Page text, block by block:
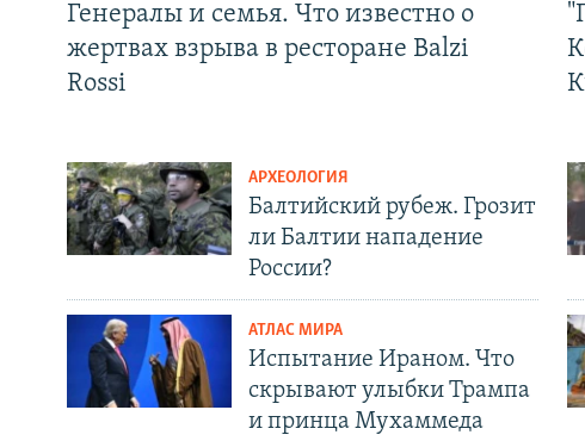
Генералы и семья. Что известно о
жертвах взрыва в ресторане Balzi
Rossi
АРХЕОЛОГИЯ
Балтийский рубеж. Грозит
ли Балтии нападение
России?
АТЛАС МИРА
Испытание Ираном. Что
скрывают улыбки Трампа
и принца Мухаммеда